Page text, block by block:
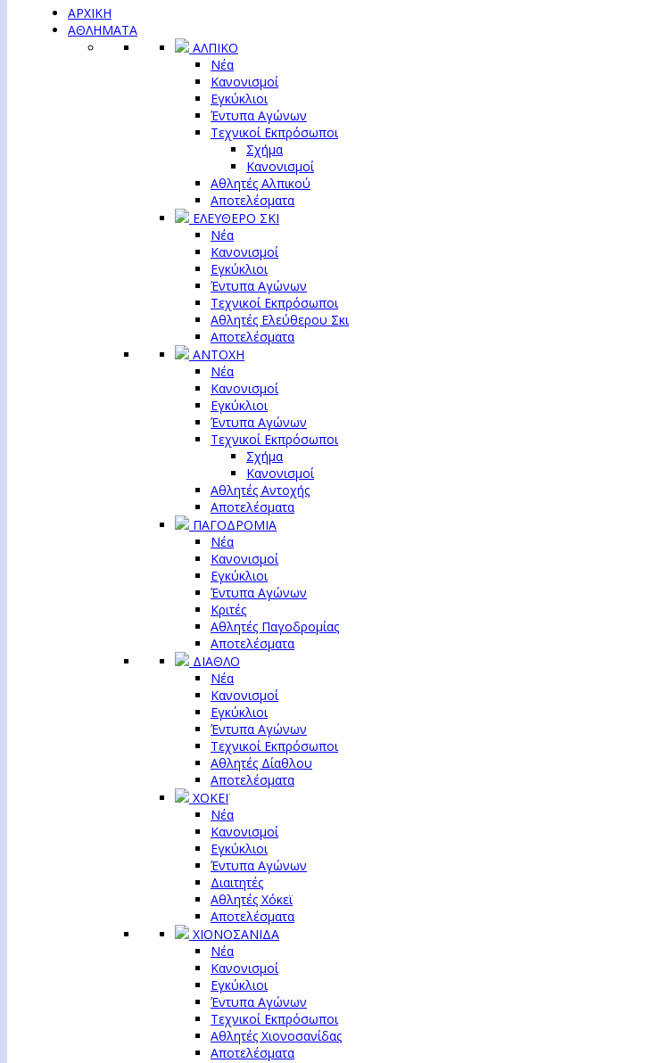
ΑΡΧΙΚΗ
ΑΘΛΗΜΑΤΑ
ΑΛΠΙΚΟ
Νέα
Κανονισμοί
Εγκύκλιοι
Έντυπα Αγώνων
Τεχνικοί Εκπρόσωποι
Σχήμα
Κανονισμοί
Αθλητές Αλπικού
Αποτελέσματα
ΕΛΕΥΘΕΡΟ ΣΚΙ
Νέα
Κανονισμοί
Εγκύκλιοι
Έντυπα Αγώνων
Τεχνικοί Εκπρόσωποι
Αθλητές Ελεύθερου Σκι
Αποτελέσματα
ΑΝΤΟΧΗ
Νέα
Κανονισμοί
Εγκύκλιοι
Έντυπα Αγώνων
Τεχνικοί Εκπρόσωποι
Σχήμα
Κανονισμοί
Αθλητές Αντοχής
Αποτελέσματα
ΠΑΓΟΔΡΟΜΙΑ
Νέα
Κανονισμοί
Εγκύκλιοι
Έντυπα Αγώνων
Κριτές
Αθλητές Παγοδρομίας
Αποτελέσματα
ΔΙΑΘΛΟ
Νέα
Κανονισμοί
Εγκύκλιοι
Έντυπα Αγώνων
Τεχνικοί Εκπρόσωποι
Αθλητές Δίαθλου
Αποτελέσματα
ΧΟΚΕΪ
Νέα
Κανονισμοί
Εγκύκλιοι
Έντυπα Αγώνων
Διαιτητές
Αθλητές Χόκεϊ
Αποτελέσματα
ΧΙΟΝΟΣΑΝΙΔΑ
Νέα
Κανονισμοί
Εγκύκλιοι
Έντυπα Αγώνων
Τεχνικοί Εκπρόσωποι
Αθλητές Χιονοσανίδας
Αποτελέσματα